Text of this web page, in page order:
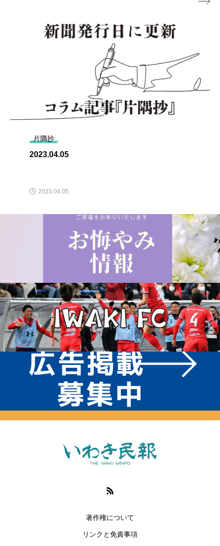
片隅抄
2023.04.05
2023.04.05

著作権について
リンクと免責事項